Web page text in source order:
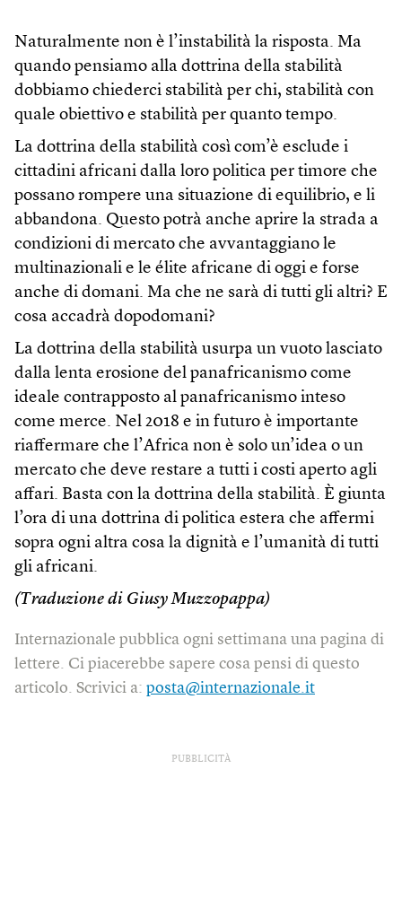
Naturalmente non è l’instabilità la risposta. Ma
quando pensiamo alla dottrina della stabilità
dobbiamo chiederci stabilità per chi, stabilità con
quale obiettivo e stabilità per quanto tempo.
La dottrina della stabilità così com’è esclude i
cittadini africani dalla loro politica per timore che
possano rompere una situazione di equilibrio, e li
abbandona. Questo potrà anche aprire la strada a
condizioni di mercato che avvantaggiano le
multinazionali e le élite africane di oggi e forse
anche di domani. Ma che ne sarà di tutti gli altri? E
cosa accadrà dopodomani?
La dottrina della stabilità usurpa un vuoto lasciato
dalla lenta erosione del panafricanismo come
ideale contrapposto al panafricanismo inteso
come merce. Nel 2018 e in futuro è importante
riaffermare che l’Africa non è solo un’idea o un
mercato che deve restare a tutti i costi aperto agli
affari. Basta con la dottrina della stabilità. È giunta
l’ora di una dottrina di politica estera che affermi
sopra ogni altra cosa la dignità e l’umanità di tutti
gli africani.
(Traduzione di Giusy Muzzopappa)
Internazionale pubblica ogni settimana una pagina di
lettere. Ci piacerebbe sapere cosa pensi di questo
articolo. Scrivici a: posta@internazionale.it
PUBBLICITÀ